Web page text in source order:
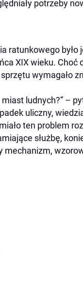
potrzeby
ratunkowego było
XIX wieku. Choć
wymagało
ludnych?” –
uliczny,
ten problem
służbę,
mechanizm,